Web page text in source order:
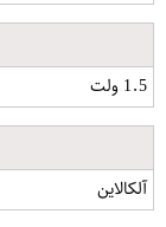
1.5 ولت
آلکالاین